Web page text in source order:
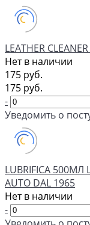
LEATHER
Нет в наличии
175 руб.
175 руб.
-
Уведомить о
LUBRIFICA 500МЛ
AUTO DAL 1965
Нет в наличии
-